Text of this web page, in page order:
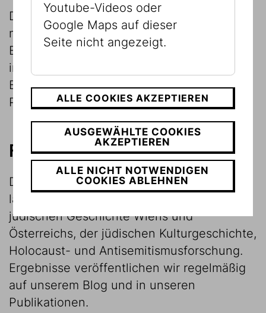
Das Jüdische Museum Wien forscht zu
museologischen Themen der Gegenwart.
Ergebnisse dieser Forschungen können Sie
in regelmäßigen Abständen auf unserem
Blog bzw. in den museumseigenen
Publikationen nachlesen.
Forschungsprojekte
Das Jüdische Museum Wien beteiligt sich
laufend an Forschungsprojekten zur
jüdischen Geschichte Wiens und
Österreichs, der jüdischen Kulturgeschichte,
Holocaust- und Antisemitismusforschung.
Ergebnisse veröffentlichen wir regelmäßig
auf unserem Blog und in unseren
Publikationen.
Youtube-Videos oder
Google Maps auf dieser
Seite nicht angezeigt.
ALLE COOKIES AKZEPTIEREN
AUSGEWÄHLTE COOKIES
AKZEPTIEREN
ALLE NICHT NOTWENDIGEN
COOKIES ABLEHNEN